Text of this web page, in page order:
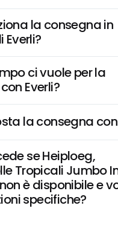
la consegna in
ci vuole per la
Everli?
la consegna con
se Heiploeg,
Tropicali Jumbo
è disponibile e
specifiche?